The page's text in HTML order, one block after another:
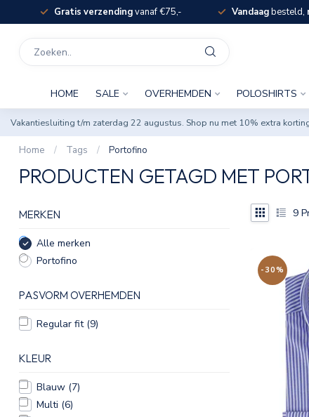
Gratis verzendingvanaf €75,- Vandaagbesteld,
HOME SALE OVERHEMDEN POLOSHIRTS
Vakantiesluiting t/m zaterdag 22 augustus. Shop nu met 10% extra
Home / Tags / Portofino
PRODUCTEN GETAGD MET
MERKEN
Alle merken
Portofino
PASVORM OVERHEMDEN
Regular fit (9)
KLEUR
Blauw (7)
Multi (6)
9
-30%